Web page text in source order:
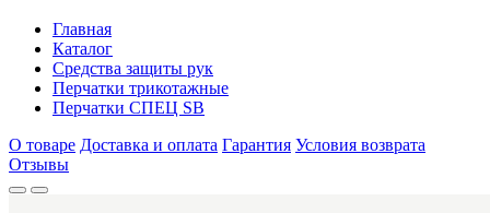
Главная
Каталог
Средства защиты рук
Перчатки трикотажные
Перчатки СПЕЦ SB
О товаре Доставка и оплата Гарантия Условия возврата
Отзывы